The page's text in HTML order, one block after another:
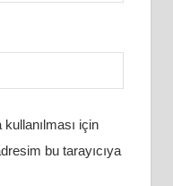
için
bu tarayıcıya